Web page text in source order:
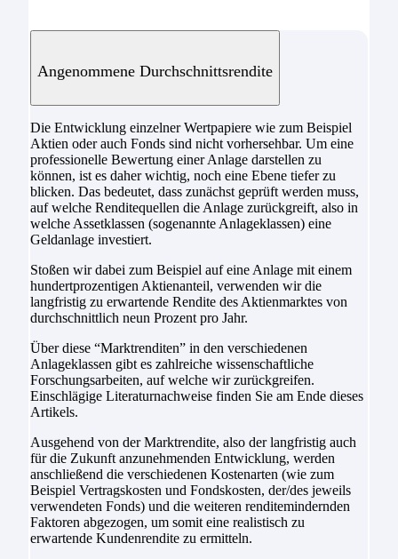
Angenommene Durchschnittsrendite
Die Entwicklung einzelner Wertpapiere wie zum Beispiel
Aktien oder auch Fonds sind nicht vorhersehbar. Um eine
professionelle Bewertung einer Anlage darstellen zu
können, ist es daher wichtig, noch eine Ebene tiefer zu
blicken. Das bedeutet, dass zunächst geprüft werden muss,
auf welche Renditequellen die Anlage zurückgreift, also in
welche Assetklassen (sogenannte Anlageklassen) eine
Geldanlage investiert.
Stoßen wir dabei zum Beispiel auf eine Anlage mit einem
hundertprozentigen Aktienanteil, verwenden wir die
langfristig zu erwartende Rendite des Aktienmarktes von
durchschnittlich neun Prozent pro Jahr.
Über diese “Marktrenditen” in den verschiedenen
Anlageklassen gibt es zahlreiche wissenschaftliche
Forschungsarbeiten, auf welche wir zurückgreifen.
Einschlägige Literaturnachweise finden Sie am Ende dieses
Artikels.
Ausgehend von der Marktrendite, also der langfristig auch
für die Zukunft anzunehmenden Entwicklung, werden
anschließend die verschiedenen Kostenarten (wie zum
Beispiel Vertragskosten und Fondskosten, der/des jeweils
verwendeten Fonds) und die weiteren renditemindernden
Faktoren abgezogen, um somit eine realistisch zu
erwartende Kundenrendite zu ermitteln.